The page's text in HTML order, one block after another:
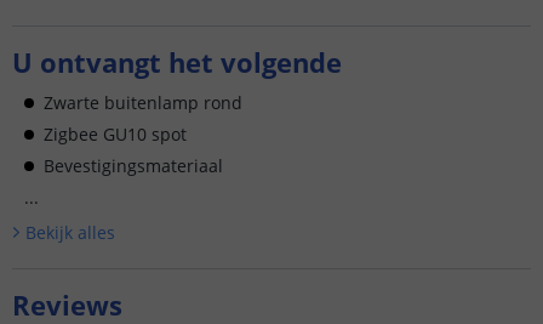
U ontvangt het volgende
Zwarte buitenlamp rond
Zigbee GU10 spot
Bevestigingsmateriaal
...
Bekijk alles
Reviews